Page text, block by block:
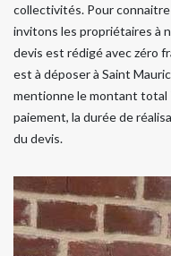
collectivités. Pour
invitons les propriétaires à
devis est rédigé avec zéro
est à déposer à Saint
mentionne le montant total
paiement, la durée de
du devis.